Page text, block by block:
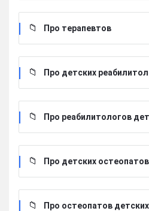
Про терапевтов
Про детских
Про реабилитологов
Про детских остеопатов
Про остеопатов детских